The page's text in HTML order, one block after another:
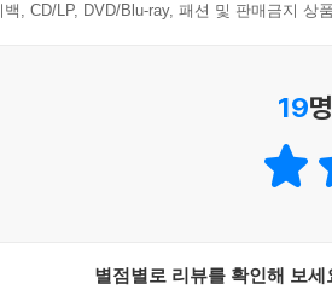
백, CD/LP, DVD/Blu-ray, 패션 및 판매금지 상
19
별점별로 리뷰를 확인해 보세